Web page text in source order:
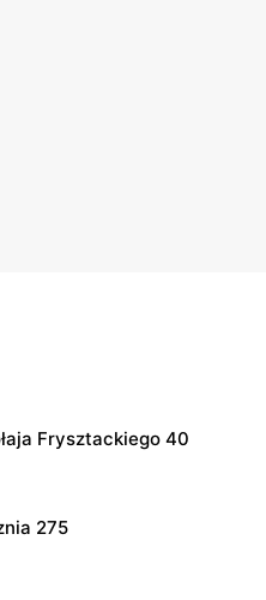
Frysztackiego 40
275